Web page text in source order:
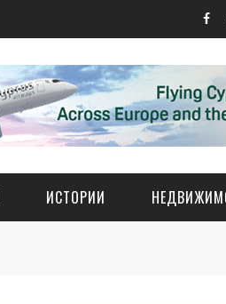
ИСТОРИИ